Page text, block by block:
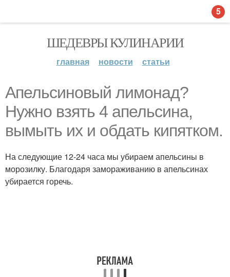
ШЕДЕВРЫ КУЛИНАРИИ
главная новости статьи
Апельсиновый лимонад?
Нужно взять 4 апельсина,
вымыть их и обдать кипятком.
На следующие 12-24 часа мы убираем апельсины в
морозилку. Благодаря замораживанию в апельсинах
убирается горечь.
5